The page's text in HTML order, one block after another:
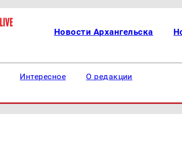
Новости Архангельска
Интересное О редакции